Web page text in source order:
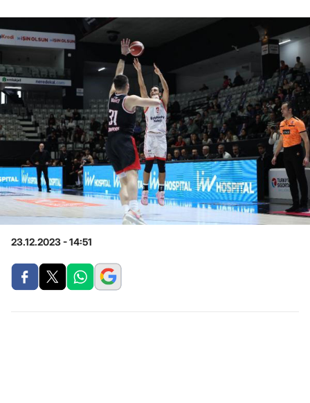
23.12.2023 - 14:51